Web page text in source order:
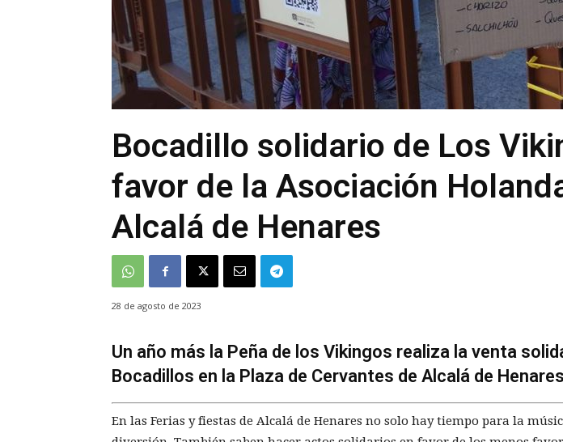
Bocadillo solidario de Los
favor de la Asociación
Alcalá de Henares
28 de agosto de 2023
Un año más la Peña de los Vikingos realiza la venta
Bocadillos en la Plaza de Cervantes de Alcalá de Henares
En las Ferias y fiestas de Alcalá de Henares no solo hay tiempo para la